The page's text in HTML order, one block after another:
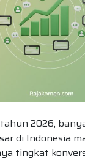
2026,
di Indonesia
tingkat